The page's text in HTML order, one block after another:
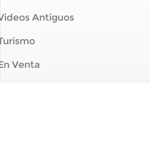
Antiguos
Venta